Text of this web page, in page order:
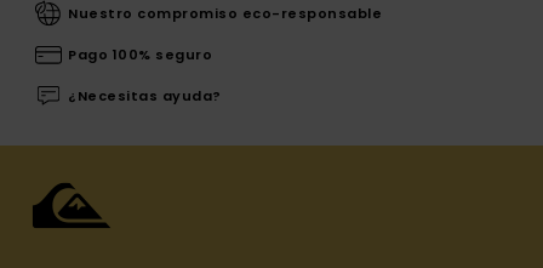
Nuestro compromiso eco-responsable
Pago 100% seguro
¿Necesitas ayuda?